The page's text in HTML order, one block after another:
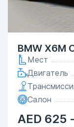
BMW X6M
Мест
Двигатель
Салон
AED 625